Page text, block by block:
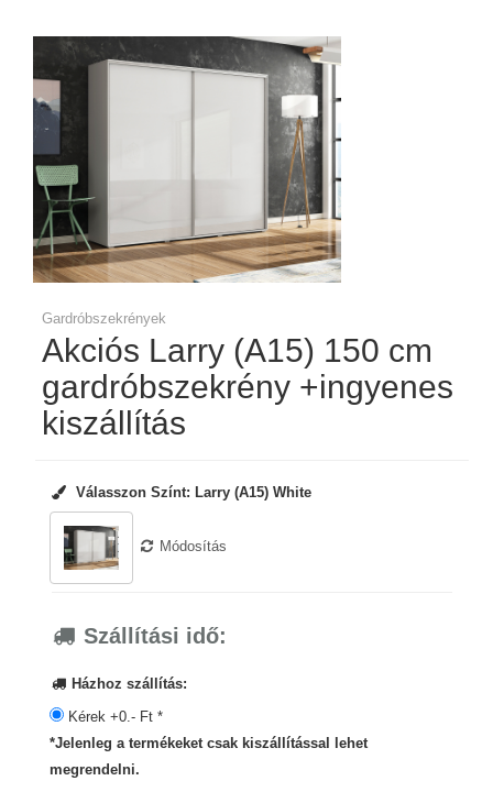
Gardróbszekrények
Akciós Larry (A15) 150 cm
gardróbszekrény +ingyenes
kiszállítás
Válasszon Színt: Larry (A15) White
Módosítás
Szállítási idő:
Házhoz szállítás:
Kérek +0.- Ft *
*Jelenleg a termékeket csak kiszállítással lehet
megrendelni.